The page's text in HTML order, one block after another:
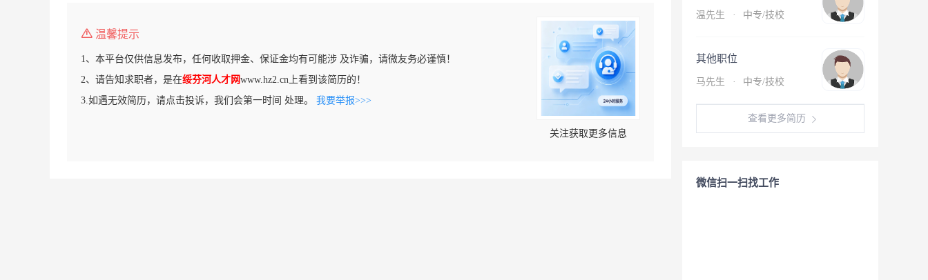
温馨提示
1、本平台仅供信息发布，任何收取押金、保证金均有可能涉 及诈骗，请微友务必谨慎！
2、请告知求职者，是在绥芬河人才网www.hz2.cn上看到该简历的！
3.如遇无效简历，请点击投诉，我们会第一时间 处理。 我要举报>>>
关注获取更多信息
温先生 · 中专/技校
其他职位
马先生 · 中专/技校
查看更多简历
微信扫一扫找工作